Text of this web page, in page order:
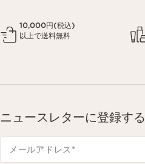
10,000円(税込)
以上で送料無料
ニュースレターに登録する
メールアドレス *